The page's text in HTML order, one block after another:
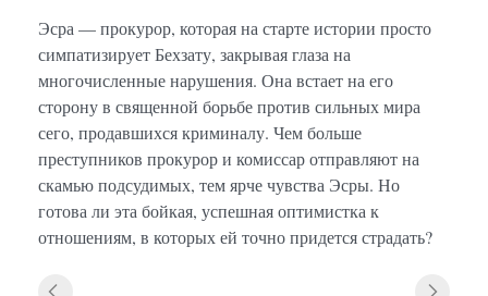
Эсра — прокурор, которая на старте истории просто
симпатизирует Бехзату, закрывая глаза на
многочисленные нарушения. Она встает на его
сторону в священной борьбе против сильных мира
сего, продавшихся криминалу. Чем больше
преступников прокурор и комиссар отправляют на
скамью подсудимых, тем ярче чувства Эсры. Но
готова ли эта бойкая, успешная оптимистка к
отношениям, в которых ей точно придется страдать?